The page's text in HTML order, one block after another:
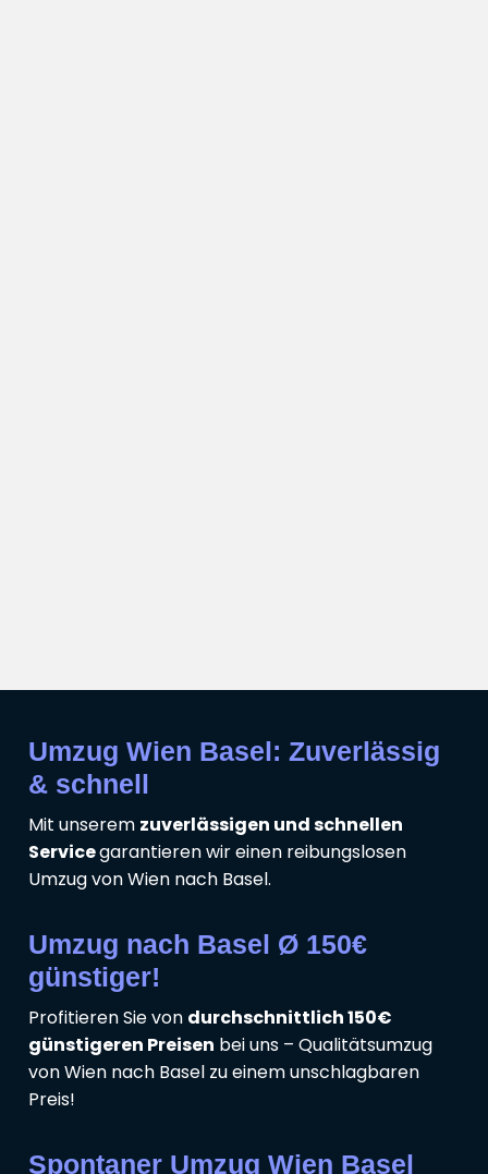
Umzug Wien Basel: Zuverlässig
& schnell
Mit unserem zuverlässigen und schnellen
Servicegarantieren wir einen reibungslosen
Umzug von Wien nach Basel.
Umzug nach Basel Ø 150€
günstiger!
Profitieren Sie von durchschnittlich 150€
günstigeren Preisen bei uns – Qualitätsumzug
von Wien nach Basel zu einem unschlagbaren
Preis!
Spontaner Umzug Wien Basel